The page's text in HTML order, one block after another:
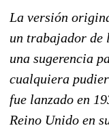
La versión
un trabajador de
una sugerencia
cualquiera
fue lanzado en
Reino Unido en